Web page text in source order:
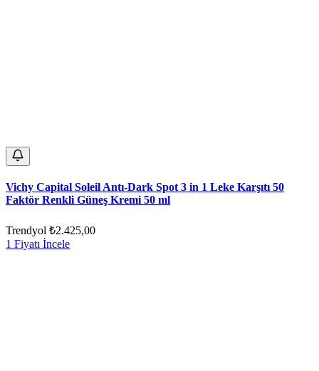
Vichy Capital Soleil Antı-Dark Spot 3 in 1 Leke Karşıtı 50
Faktör Renkli Güneş Kremi 50 ml
Trendyol ₺2.425,00
1 Fiyatı İncele